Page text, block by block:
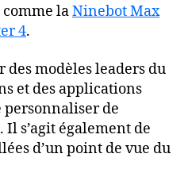
comme laNinebot Max
4.
des modèles leaders du
et des applications
de
s’agit également de
d’un point de vue du